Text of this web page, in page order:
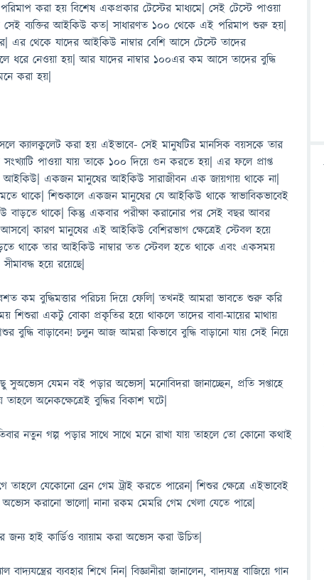
করা হয় বিশেষ একপ্রকার টেস্টের মাধ্যমে| সেই টেস্টে পাওয়া
সেই ব্যক্তির আইকিউ কত| সাধারণত ১০০ থেকে এই পরিমাপ শুরু হয়|
এর থেকে যাদের আইকিউ নাম্বার বেশি আসে টেস্টে তাদের
ধরে নেওয়া হয়| আর যাদের নাম্বার ১০০এর কম আসে তাদের বুদ্ধি
করা হয়|
ক্যালকুলেট করা হয় এইভাবে- সেই মানুষটির মানসিক বয়সকে তার
পাওয়া যায় তাকে ১০০ দিয়ে গুন করতে হয়| এর ফলে প্রাপ্ত
আইকিউ| একজন মানুষের আইকিউ সারাজীবন এক জায়গায় থাকে না|
থাকে| শিশুকালে একজন মানুষের যে আইকিউ থাকে স্বাভাবিকভাবেই
বাড়তে থাকে| কিন্তু একবার পরীক্ষা করানোর পর সেই বছর আবর
কারণ মানুষের এই আইকিউ বেশিরভাগ ক্ষেত্রেই স্টেবল হয়ে
থাকে তার আইকিউ নাম্বার তত স্টেবল হতে থাকে এবং একসময়
হয়ে রয়েছে|
কম বুদ্ধিমত্তার পরিচয় দিয়ে ফেলি| তখনই আমরা ভাবতে শুরু করি
শিশুরা একটু বোকা প্রকৃতির হয়ে থাকলে তাদের বাবা-মায়ের মাথায়
বুদ্ধি বাড়াবেন! চলুন আজ আমরা কিভাবে বুদ্ধি বাড়ানো যায় সেই নিয়ে
সুঅভ্যেস যেমন বই পড়ার অভ্যেস| মনোবিদরা জানাচ্ছেন, প্রতি সপ্তাহে
অনেকক্ষেত্রেই বুদ্ধির বিকাশ ঘটে|
নতুন গল্প পড়ার সাথে সাথে মনে রাখা যায় তাহলে তো কোনো কথাই
তাহলে যেকোনো ব্রেন গেম ট্রাই করতে পারেন| শিশুর ক্ষেত্রে এইভাবেই
অভ্যেস করানো ভালো| নানা রকম মেমরি গেম খেলা যেতে পারে|
জন্য হাই কার্ডিও ব্যায়াম করা অভ্যেস করা উচিত|
ব্যবহার শিখে নিন| বিজ্ঞানীরা জানালেন, বাদ্যযন্ত্র বাজিয়ে গান